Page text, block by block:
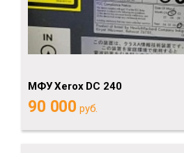
МФУ Xerox DC 240
90 000 руб.